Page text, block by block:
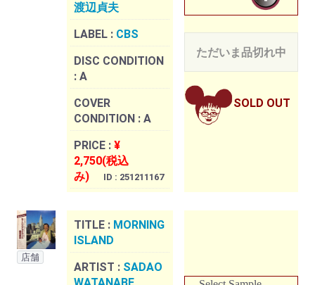
渡辺貞夫
LABEL : CBS
DISC CONDITION
: A
COVER
CONDITION : A
PRICE : ¥
2,750(税込
み)
ID : 251211167
ただいま品切れ中
SOLD OUT
店舗
TITLE : MORNING
ISLAND
ARTIST : SADAO